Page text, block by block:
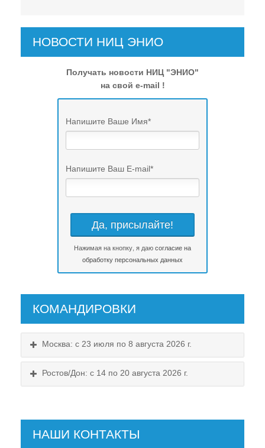
НОВОСТИ НИЦ ЭНИО
Получать новости НИЦ "ЭНИО"
на свой e-mail !
Напишите Ваше Имя*
Напишите Ваш E-mail*
Нажимая на кнопку, я даюсогласие на
обработку персональных данных
КОМАНДИРОВКИ
Москва: с 23 июля по 8 августа 2026 г.
Ростов/Дон: с 14 по 20 августа 2026 г.
НАШИ КОНТАКТЫ